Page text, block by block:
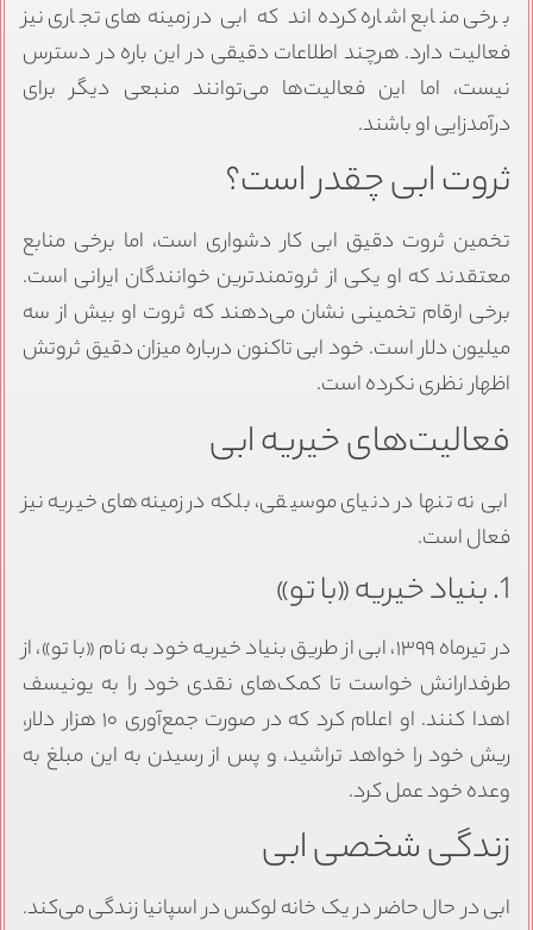
برخی منابع اشاره کرده‌اند که ابی در زمینه‌های تجاری نیز
فعالیت دارد. هرچند اطلاعات دقیقی در این باره در دسترس
نیست، اما این فعالیت‌ها می‌توانند منبعی دیگر برای
درآمدزایی او باشند.
ثروت ابی چقدر است؟
تخمین ثروت دقیق ابی کار دشواری است، اما برخی منابع
معتقدند که او یکی از ثروتمندترین خوانندگان ایرانی است.
برخی ارقام تخمینی نشان می‌دهند که ثروت او بیش از سه
میلیون دلار است. خود ابی تاکنون درباره میزان دقیق ثروتش
اظهار نظری نکرده است.
فعالیت‌های خیریه ابی
ابی نه تنها در دنیای موسیقی، بلکه در زمینه‌های خیریه نیز
فعال است.
1. بنیاد خیریه «با تو»
در تیرماه ۱۳۹۹، ابی از طریق بنیاد خیریه خود به نام «با تو»، از
طرفدارانش خواست تا کمک‌های نقدی خود را به یونیسف
اهدا کنند. او اعلام کرد که در صورت جمع‌آوری ۱۰ هزار دلار،
ریش خود را خواهد تراشید، و پس از رسیدن به این مبلغ به
وعده خود عمل کرد.
زندگی شخصی ابی
ابی در حال حاضر در یک خانه لوکس در اسپانیا زندگی می‌کند.